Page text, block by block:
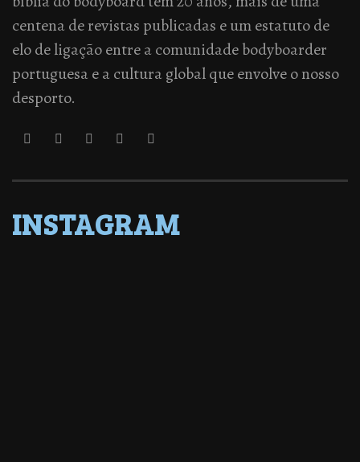
centena de revistas publicadas e um estatuto de
elo de ligação entre a comunidade bodyboarder
portuguesa e a cultura global que envolve o nosso
desporto.
INSTAGRAM